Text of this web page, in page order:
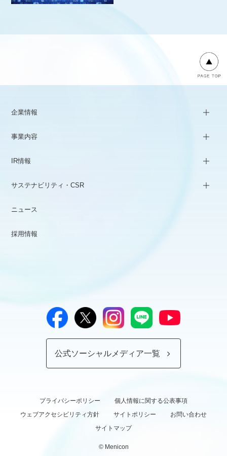
企業情報
事業内容
IR情報
サステナビリティ・CSR
ニュース
採用情報
公式ソーシャルメディア一覧
プライバシーポリシー
個人情報に関する公表事項
ウェブアクセシビリティ方針
サイトポリシー
お問い合わせ
サイトマップ
© Menicon